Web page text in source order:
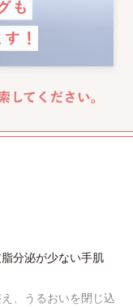
分泌が少ない手肌
、うるおいを閉じ込